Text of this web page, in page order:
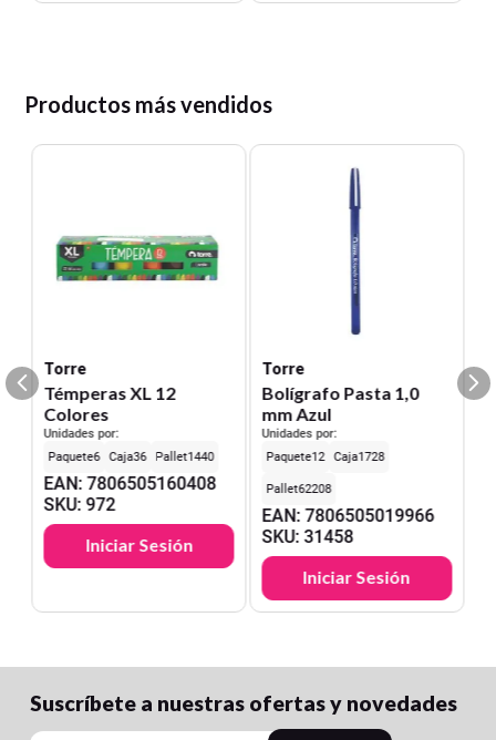
Productos más vendidos
Torre
Témperas XL 12
Colores
Unidades por:
6
36 1440
EAN:7806505160408
SKU:972
Iniciar Sesión
Torre
Bolígrafo Pasta 1,0
mm Azul
Unidades por:
12
1728
62208
EAN:7806505019966
SKU:31458
Iniciar Sesión
Suscríbete a nuestras ofertas y novedades